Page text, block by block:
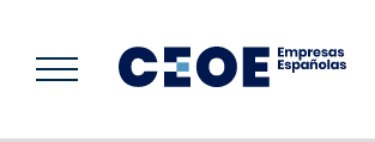
contenido
principal